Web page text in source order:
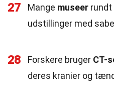
27 Mange museer rundt
udstillinger med
28 Forskere bruger CT-
deres kranier og